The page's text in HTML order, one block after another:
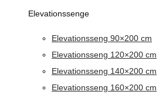
Elevationssenge
Elevationsseng 90×200 cm
Elevationsseng 120×200 cm
Elevationsseng 140×200 cm
Elevationsseng 160×200 cm